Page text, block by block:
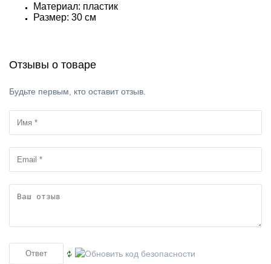
Материал: пластик
Размер: 30 см
Отзывы о товаре
Будьте первым, кто оставит отзыв.